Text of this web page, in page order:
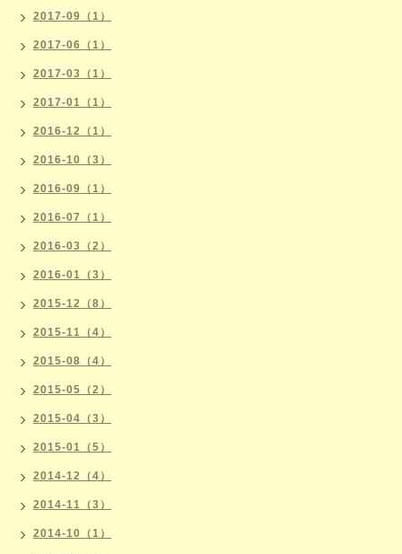
2017-09（1）
2017-06（1）
2017-03（1）
2017-01（1）
2016-12（1）
2016-10（3）
2016-09（1）
2016-07（1）
2016-03（2）
2016-01（3）
2015-12（8）
2015-11（4）
2015-08（4）
2015-05（2）
2015-04（3）
2015-01（5）
2014-12（4）
2014-11（3）
2014-10（1）